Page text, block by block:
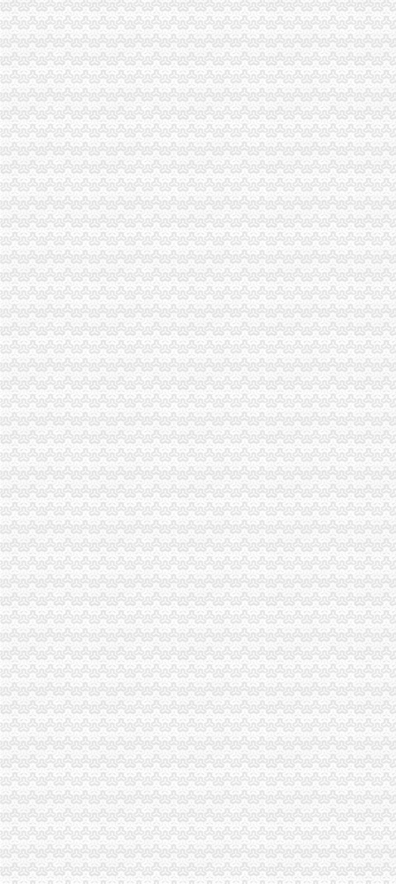
高新园局、大渡口局、潼南局注册登记科通过市级“青年文明号”免费注册公司
璧山局重庆一元注册公司八塘工商所三项措施促进农民专业合作社健康发展
忠县局重庆0元注册公司忠州所加农村经纪人培训促进农民增收
涪陵局一元注册公司高效科技维权树立12315执法权威
酉局关闭“网吧”0元注册公司流程29户“游戏室”13户
璧山局免费注册公司大路工商所为农民专业合作社开创致富新天地
巴南局“三加一巩固”0元注册公司开展机动车非法营运专项整
潼南局扎实开展“大学法”0元注册公司流程活动初显成效
合川局推出“十步工作法”0元注册公司索创建无销村试点活动成效显著
璧山工商局重庆免费注册公司成功召开全县企业信用体系建设工作会
大足县表彰“知名五金品牌”重庆0元注册公司并励该县4家五金企业
工商动态
沙坪坝局抓住“五个关键”0元注册公司流程推动重点工作全面开展
江津局“两手抓”一元注册公司流程积构建食品安全监管长效机制
永川局0元注册公司流程化合同帮扶制度支持涉农企业发展
沙坪坝局免费注册公司部分工商所上门验照贴花 促进监管服务两统一
永川局0元注册公司实施四项工程提升工商服务质量有实效
沙坪坝局以四型模范为指针造“四型”0元注册公司领导班子
双桥局重庆0元注册公司采取有效措施认真贯彻十七届三中全会精
巫溪局五步推进“依法行政、文明执法、树立形象”免费注册公司专项教育培训工
市重庆免费注册公司局副巡视员高印平到高新区局检查指导工作
铜梁局化保障开展乳品市一元注册公司流程场清理整有实效
梁平局严把“四关”一元注册公司流程化成品油市场监管
九龙坡局重庆免费注册公司四加确保花博会顺利开幕
潼南局重庆0元注册公司服务县招商引资工作再添新招
高新园局“四个到位”一元注册公司确保食品安全
垫江局一元注册公司流程造产业培训农村经纪人
荣昌局一元注册公司流程四举措建立与监管对象联系服务机制
重庆工商系统充分发扬团结互助精大力开展对四川灾区的1元注册公司援助工作
渝北局重庆0元注册公司积协调松潘县来渝采购救灾物资
璧山局0元注册公司组织企向灾区捐赠食品支援震救灾
万盛局五项措施加“五一”一元注册公司流程旅游市场管理见成效
綦江局践行学习实践科学发展观全力整顿规范市一元注册公司流程场行为
梁平局0元注册公司流程积引导鼓励返乡农民工创业
云局免费注册公司基层工商所坚持以人为本拓展服务型工商
我市1元注册公司车身广告设置广告画面将止上车窗
彭水局一元注册公司消费投诉站和12315联络站建设初显成效
九龙坡区委副书记潘平到工商分局0元注册公司调研指导工作
武隆局索农资市场“十个一”一元注册公司长效监管机制
开县局重庆一元注册公司实行分层分类培训模式着力提升干部队伍素质
酉局重庆一元注册公司超额完成农村经纪人培训计划
巫溪局一元注册公司流程多措并举化流通领域食品商品安全监管
市局副局长郭翔、重庆0元注册公司副巡视员高印平到沙坪坝局检查指导无证无
南岸区户外广告整进入攻坚阶段
经检总队查处某公司虚报注册资本案
市0元注册公司局机关组织干部职工参观全国廉政文化大型绘画书法巡展
巫溪局市1元注册公司场专管所构筑食品消费安全防护体系